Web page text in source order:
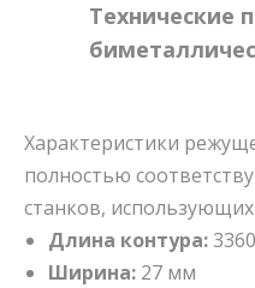
Технические
Характеристики
полностью
станков,
Длина контура:
Ширина: 27 мм